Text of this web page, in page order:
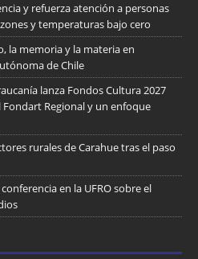
y refuerza atención a personas
y temperaturas bajo cero
la memoria y la materia en
de Chile
lanza Fondos Cultura 2027
Regional y un enfoque
rurales de Carahue tras el paso
en la UFRO sobre el